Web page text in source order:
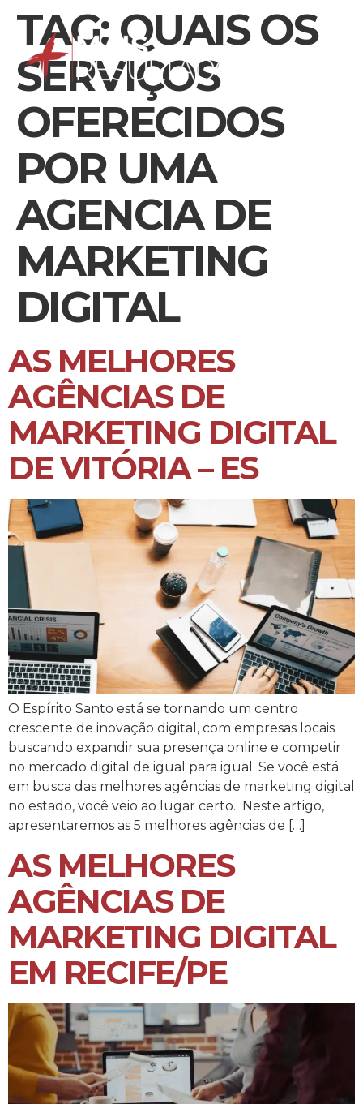
TAG: QUAIS OS
SERVIÇOS
OFERECIDOS
POR UMA
AGENCIA DE
MARKETING
DIGITAL
AS MELHORES
AGÊNCIAS DE
MARKETING DIGITAL
DE VITÓRIA – ES
O Espírito Santo está se tornando um centro
crescente de inovação digital, com empresas locais
buscando expandir sua presença online e competir
no mercado digital de igual para igual. Se você está
em busca das melhores agências de marketing digital
no estado, você veio ao lugar certo. Neste artigo,
apresentaremos as 5 melhores agências de […]
AS MELHORES
AGÊNCIAS DE
MARKETING DIGITAL
EM RECIFE/PE